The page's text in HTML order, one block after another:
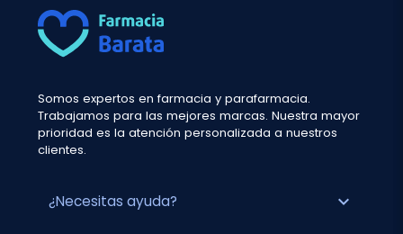
Somos expertos en farmacia y parafarmacia.
Trabajamos para las mejores marcas. Nuestra mayor
prioridad es la atención personalizada a nuestros
clientes.
¿Necesitas ayuda? expand_more